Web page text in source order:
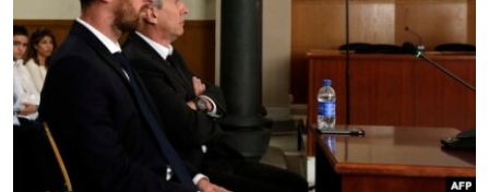
СПОРТ
АРХИВ
Հայերեն
English